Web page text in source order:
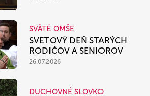
SVÄTÉ OMŠE
SVETOVÝ DEŇ STARÝCH
RODIČOV A SENIOROV
26.07.2026
DUCHOVNÉ SLOVKO